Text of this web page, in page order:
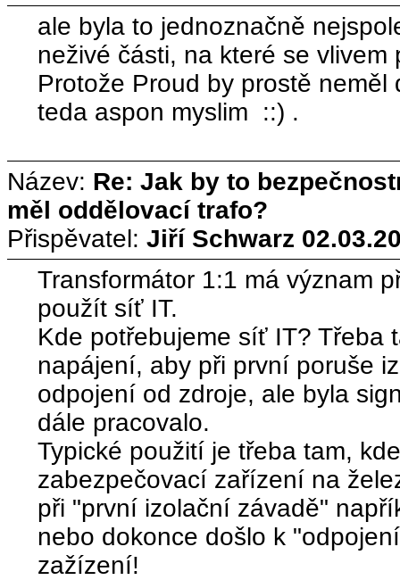
ale byla to jednoznačně
neživé části, na které se
Protože Proud by prostě
teda aspon myslim ::) .
Název: Re: Jak by to
měl oddělovací trafo?
Přispěvatel: Jiří Schwarz
Transformátor 1:1 má význam
použít síť IT.
Kde potřebujeme síť IT? Třeba
napájení, aby při první poruše
odpojení od zdroje, ale byla
dále pracovalo.
Typické použití je třeba tam,
zabezpečovací zařízení na
při "první izolační závadě"
nebo dokonce došlo k
zažízení!